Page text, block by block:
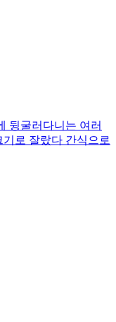
뒹굴러다니는 여러
로 잘랐다 간식으로